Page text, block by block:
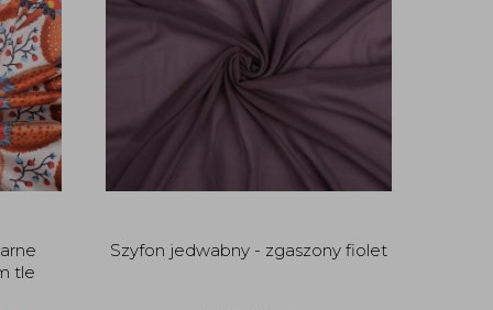
tle
Szyfon jedwabny - zgaszony fiolet